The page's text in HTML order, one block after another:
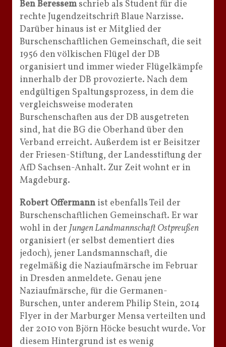
Ben Beressem schrieb als Student für die
rechte Jugendzeitschrift Blaue Narzisse.
Darüber hinaus ist er Mitglied der
Burschenschaftlichen Gemeinschaft, die seit
1956 den völkischen Flügel der DB
organisiert und immer wieder Flügelkämpfe
innerhalb der DB provozierte. Nach dem
endgültigen Spaltungsprozess, in dem die
vergleichsweise moderaten
Burschenschaften aus der DB ausgetreten
sind, hat die BG die Oberhand über den
Verband erreicht. Außerdem ist er Beisitzer
der Friesen-Stiftung, der Landesstiftung der
AfD Sachsen-Anhalt. Zur Zeit wohnt er in
Magdeburg.
Robert Offermann ist ebenfalls Teil der
Burschenschaftlichen Gemeinschaft. Er war
wohl in der Jungen Landmannschaft Ostpreußen
organisiert (er selbst dementiert dies
jedoch), jener Landsmannschaft, die
regelmäßig die Naziaufmärsche im Februar
in Dresden anmeldete. Genau jene
Naziaufmärsche, für die Germanen-
Burschen, unter anderem Philip Stein, 2014
Flyer in der Marburger Mensa verteilten und
der 2010 von Björn Höcke besucht wurde. Vor
diesem Hintergrund ist es wenig